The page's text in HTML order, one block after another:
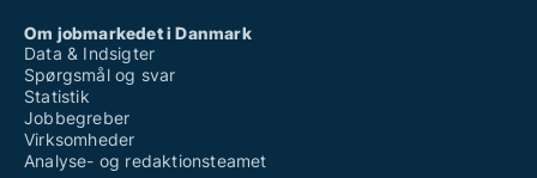
Om jobmarkedet i Danmark
Data & Indsigter
Spørgsmål og svar
Statistik
Jobbegreber
Virksomheder
Analyse- og redaktionsteamet